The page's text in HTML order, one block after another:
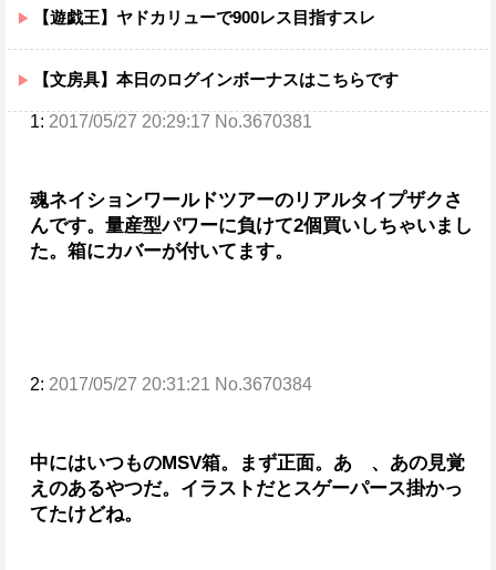
【遊戯王】ヤドカリューで900レス目指すスレ
【文房具】本日のログインボーナスはこちらです
1: 2017/05/27 20:29:17 No.3670381
魂ネイションワールドツアーのリアルタイプザクさ
んです。 量産型パワーに負けて2個買いしちゃいまし
た。 箱にカバーが付いてます。
2: 2017/05/27 20:31:21 No.3670384
中にはいつものMSV箱。まず正面。 あゝ、あの見覚
えのあるやつだ。 イラストだとスゲーパース掛かっ
てたけどね。